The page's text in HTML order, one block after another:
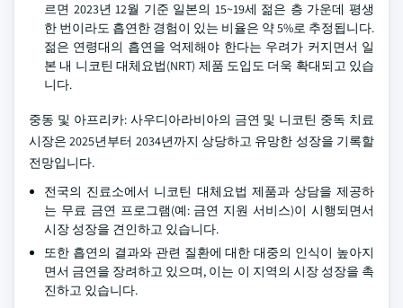
르면 2023년 12월 기준 일본의 15~19세 젊은 층 가운데 평생
한 번이라도 흡연한 경험이 있는 비율은 약 5%로 추정됩니다.
젊은 연령대의 흡연을 억제해야 한다는 우려가 커지면서 일
본 내 니코틴 대체요법(NRT) 제품 도입도 더욱 확대되고 있습
니다.
중동 및 아프리카: 사우디아라비아의 금연 및 니코틴 중독 치료
시장은 2025년부터 2034년까지 상당하고 유망한 성장을 기록할
전망입니다.
전국의 진료소에서 니코틴 대체요법 제품과 상담을 제공하
는 무료 금연 프로그램(예: 금연 지원 서비스)이 시행되면서
시장 성장을 견인하고 있습니다.
또한 흡연의 결과와 관련 질환에 대한 대중의 인식이 높아지
면서 금연을 장려하고 있으며, 이는 이 지역의 시장 성장을 촉
진하고 있습니다.